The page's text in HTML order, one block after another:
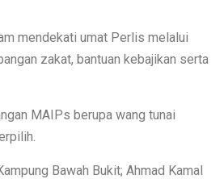
mendekati umat Perlis melalui
zakat, bantuan kebajikan serta
MAIPs berupa wang tunai
Bawah Bukit; Ahmad Kamal